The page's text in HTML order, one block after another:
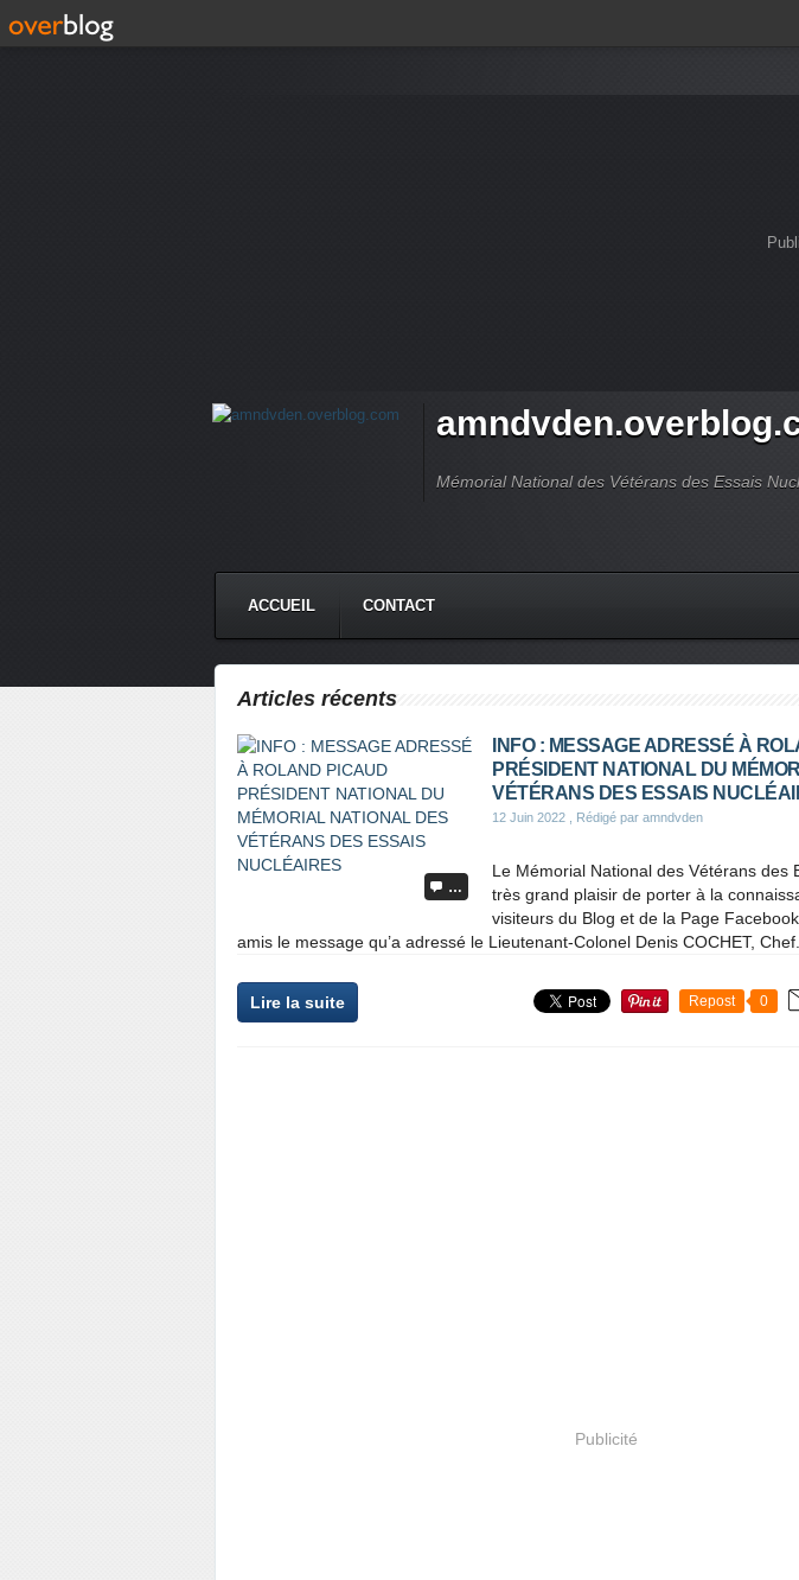
Mémorial National des Vétérans des Essais
ACCUEIL CONTACT
Articles récents
…
INFO : MESSAGE ADRESSÉ À
PRÉSIDENT NATIONAL DU
VÉTÉRANS DES ESSAIS
12 Juin 2022 , Rédigé par amndvden
Le Mémorial National des Vétérans des
très grand plaisir de porter à la
visiteurs du Blog et de la Page
amis le message qu’a adressé le Lieutenant-Colonel Denis COCHET, Chef...
Lire la suite Repost 0
Publicité